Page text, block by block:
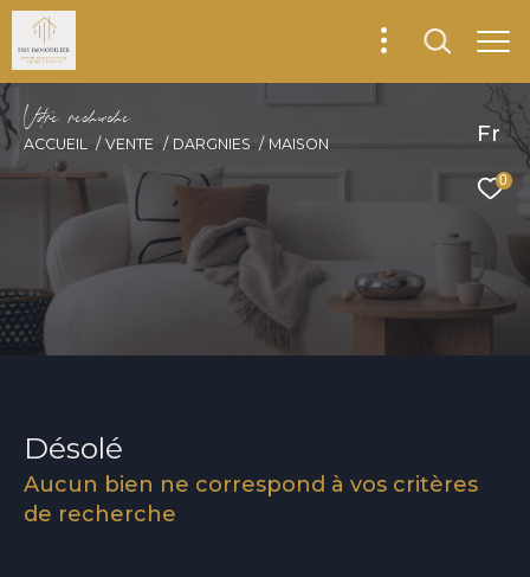
Fr
0
Vore recece
ACCUEIL VENTE DARGNIES MAISON
Désolé
Aucun bien ne correspond à vos critères
de recherche